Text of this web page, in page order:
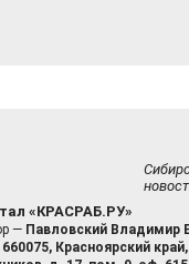
«КРАСРАБ.РУ»
— Павловский Владимир
660075, Красноярский